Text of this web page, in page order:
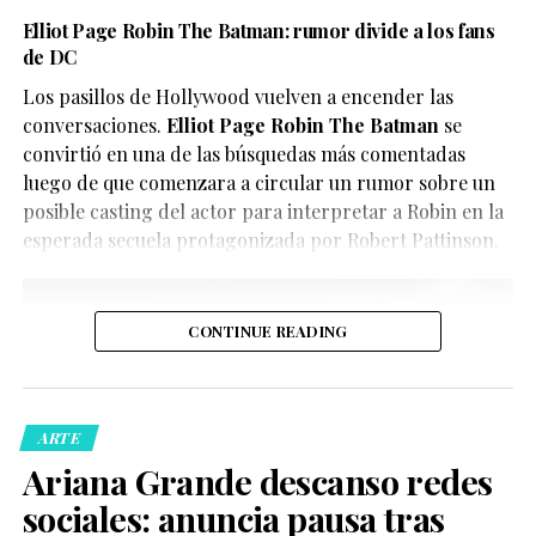
El reparto reúne a figuras como Penélope Cruz,
Glenn Close .
En este caso, el objetivo del video parece ser
únicamente divertir a los seguidores de X-Men, quienes
han convertido el clip en uno de los contenidos virales
del momento.
acudieron al domicilio tras recibir llamadas de personas
preocupadas por el bienestar del creador de contenido.
Posteriormente, las autoridades confirmaron que la
persona fue trasladada de manera segura a un hospital
Elliot Page Robin The Batman: rumor divide a los fans
de DC
Los pasillos de Hollywood vuelven a encender las
conversaciones. Elliot Page Robin The Batman se
convirtió en una de las búsquedas más comentadas
luego de que comenzara a circular un rumor sobre un
posible casting del actor para interpretar a Robin en la
esperada secuela protagonizada por Robert Pattinson.
CONTINUE READING
ARTE
Ariana Grande descanso redes
sociales: anuncia pausa tras